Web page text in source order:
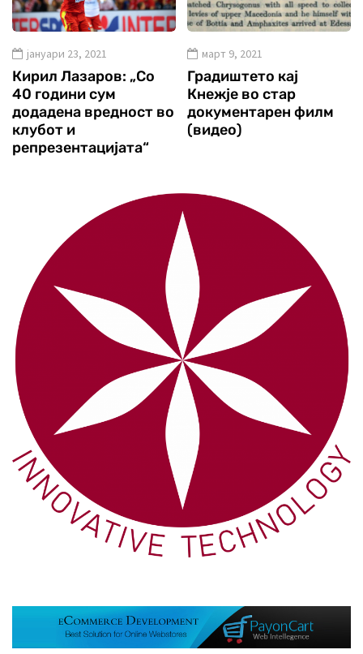
јануари 23, 2021
Кирил Лазаров: „Со
40 години сум
додадена вредност во
клубот и
репрезентацијата“
март 9, 2021
Градиштето кај
Кнежје во стар
документарен филм
(видео)